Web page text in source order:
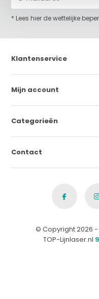
* Lees hier de wettelijke
Klantenservice
Mijn account
Categorieën
Contact
© Copyright 2026 -
TOP-Lijnlaser.nl